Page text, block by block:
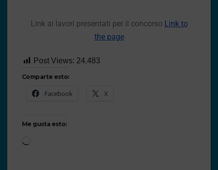
Link ai lavori presentati per il concorso Link to
the page
Post Views: 24.483
Comparte esto:
Facebook X
Me gusta esto: